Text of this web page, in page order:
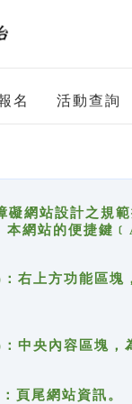
名 活動查詢
礙網站設計之規
站的便捷鍵
方功能區塊，
央內容區塊，為
尾網站資訊。